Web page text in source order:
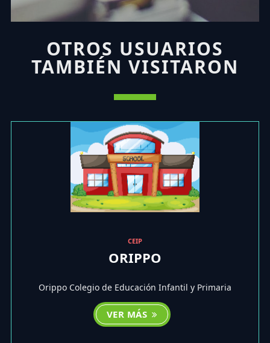
OTROS USUARIOS
TAMBIÉN VISITARON
CEIP
ORIPPO
Orippo Colegio de Educación Infantil y Primaria
VER MÁS